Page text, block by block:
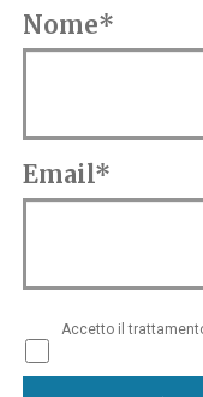
Nome*
Email*
Accetto il